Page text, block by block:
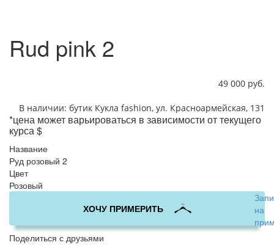
Rud pink 2
49 000 руб.
В наличии: бутик Кукла fashion, ул. Красноармейская, 131
*цена может варьироваться в зависимости от текущего
курса $
Название
Руд розовый 2
Цвет
Розовый
ХОЧУ ПРИМЕРИТЬ
на
Поделиться с друзьями